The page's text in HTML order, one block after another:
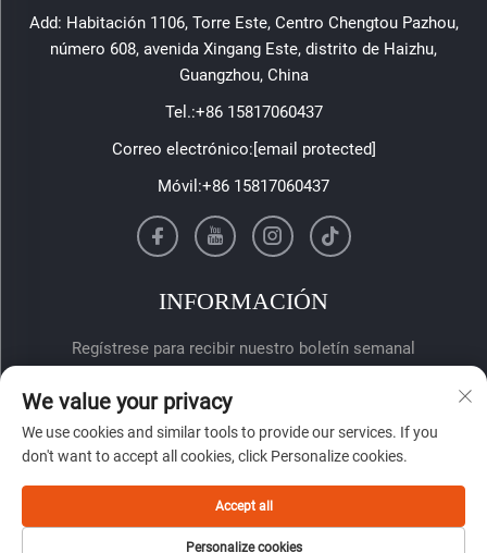
Add: Habitación 1106, Torre Este, Centro Chengtou Pazhou,
número 608, avenida Xingang Este, distrito de Haizhu,
Guangzhou, China
Tel.:+86 15817060437
Correo electrónico:[email protected]
Móvil:+86 15817060437
INFORMACIÓN
Regístrese para recibir nuestro boletín semanal
Enviar
We value your privacy
We use cookies and similar tools to provide our services. If you
don't want to accept all cookies, click Personalize cookies.
Personalize cookies
Accept all